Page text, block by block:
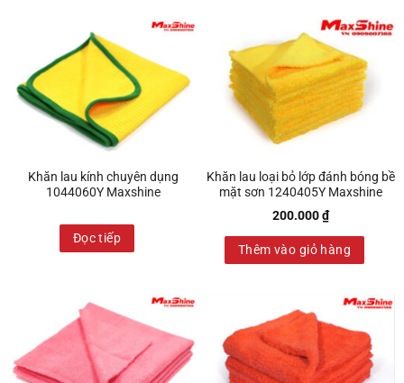
Khăn lau kính chuyên dụng
1044060Y Maxshine
Đọc tiếp
Khăn lau loại bỏ lớp đánh bóng bề
mặt sơn 1240405Y Maxshine
200.000₫
Thêm vào giỏ hàng